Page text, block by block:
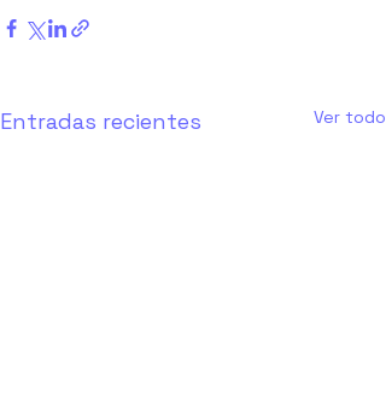
Entradas recientes Ver todo